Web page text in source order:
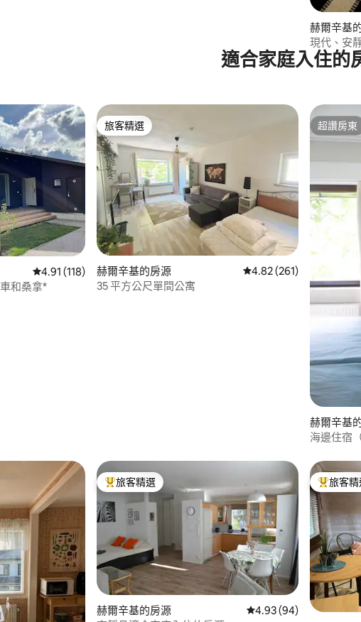
赫爾辛基
現代、安
適合家庭入住的
從 118 則評價中獲得 4.91 的平均評分（滿分 5 分）
4.91 (118)
和桑拿*
旅客精選
旅客精選
赫爾辛基的房源 從 261 則評價中獲得
4.82 (261)
35 平方公尺單間公寓
超讚房東
超讚房東
赫爾辛基
海邊住宿
旅客精選榜首
旅客精選
赫爾辛基的房源 從 94 則評價中獲得
4.93 (94)
旅客精選
旅客精